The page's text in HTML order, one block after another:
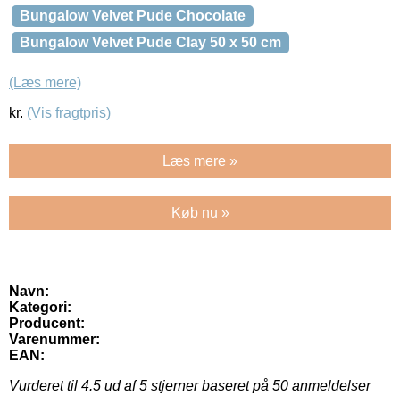
Bungalow Velvet Pude Chocolate
Bungalow Velvet Pude Clay 50 x 50 cm
(Læs mere)
kr. (Vis fragtpris)
Læs mere »
Køb nu »
Navn:
Kategori:
Producent:
Varenummer:
EAN:
Vurderet til 4.5 ud af 5 stjerner baseret på 50 anmeldelser